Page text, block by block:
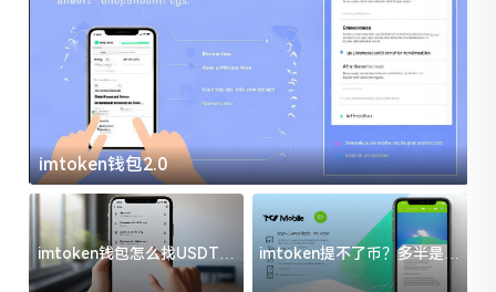
imtoken钱包2.0
imtoken钱包怎么找USDT地
址？三步搞定不踩坑
imtoken提不了币？多半是这
几件事没处理好